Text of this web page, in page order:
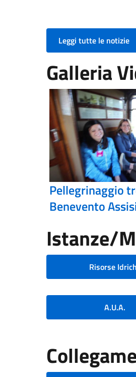
Leggi tutte le notizie
Galleria
Pellegrinaggio
Benevento
Istanze/
Risorse
A.U.A.